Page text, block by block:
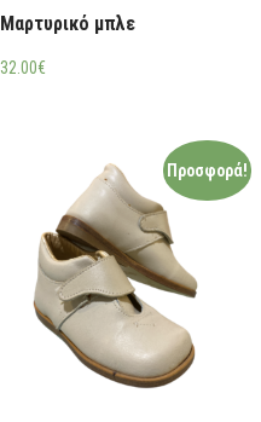
Μαρτυρικό μπλε
32.00€
Προσφορά!